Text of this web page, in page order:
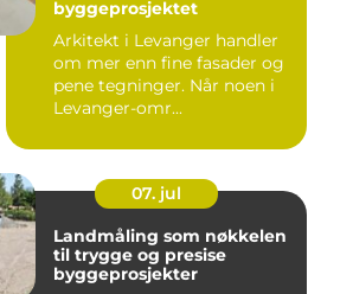
byggeprosjektet
Arkitekt i Levanger handler
om mer enn fine fasader og
pene tegninger. Når noen i
Levanger-omr...
07. jul
Landmåling som nøkkelen
til trygge og presise
byggeprosjekter